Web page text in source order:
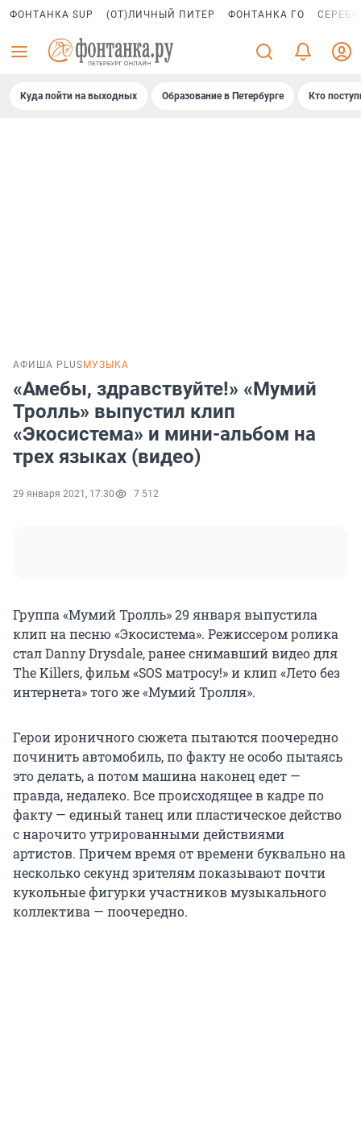
ФОНТАНКА SUP (ОТ)ЛИЧНЫЙ ПИТЕР ФОНТАНКА ГО
Куда пойти на выходных Образование в Петербурге Кто
АФИША PLUS МУЗЫКА
«Амебы, здравствуйте!» «Мумий
Тролль» выпустил клип
«Экосистема» и мини-альбом на
трех языках (видео)
29 января 2021, 17:30 7 512
Группа «Мумий Тролль» 29 января выпустила
клип на песню «Экосистема». Режиссером ролика
стал Danny Drysdale, ранее снимавший видео для
The Killers, фильм «SOS матросу!» и клип «Лето без
интернета» того же «Мумий Тролля».
Герои ироничного сюжета пытаются поочередно
починить автомобиль, по факту не особо пытаясь
это делать, а потом машина наконец едет —
правда, недалеко. Все происходящее в кадре по
факту — единый танец или пластическое действо
с нарочито утрированными действиями
артистов. Причем время от времени буквально на
несколько секунд зрителям показывают почти
кукольные фигурки участников музыкального
коллектива — поочередно.